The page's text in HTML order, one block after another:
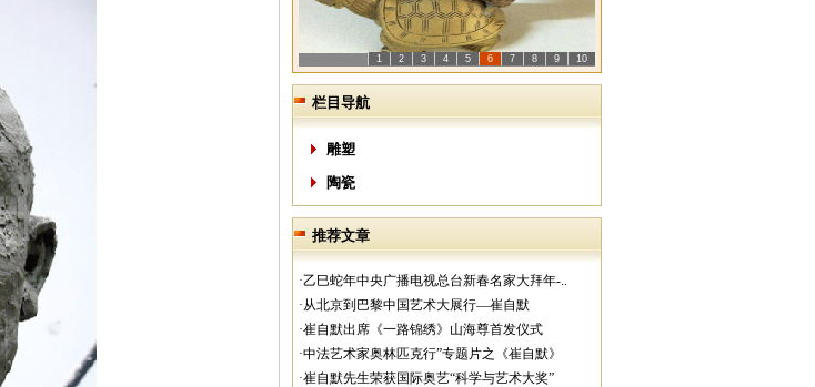
1 2 3 4 5 6 7 8 9 10
栏目导航
雕塑
陶瓷
推荐文章
·乙巳蛇年中央广播电视总台新春名家大拜年-..
·从北京到巴黎中国艺术大展行—崔自默
·崔自默出席《一路锦绣》山海尊首发仪式
·中法艺术家奥林匹克行”专题片之《崔自默》
·崔自默先生荣获国际奥艺“科学与艺术大奖”